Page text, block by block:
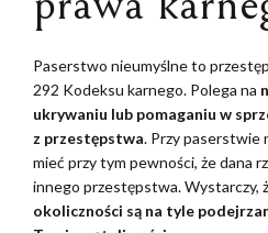
Paserstwo nieumyślne to
292 Kodeksu karnego. Polega na
ukrywaniu lub pomaganiu w
z przestępstwa. Przy paserstwie
mieć przy tym pewności, że dana
innego przestępstwa. Wystarczy,
okoliczności są na tyle